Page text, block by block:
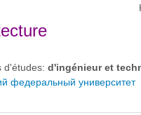
d'études: d'ingénieur et
федеральный университет